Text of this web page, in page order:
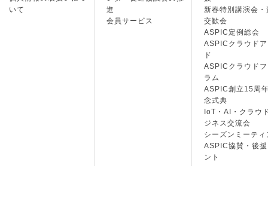
いて
進
会員サービス
新春特別講演会・
交歓会
ASPIC定例総会
ASPICクラウド
ド
ASPICクラウド
ラム
ASPIC創立15周
念式典
IoT・AI・クラウ
ジネス交流会
シーズンミーティ
ASPIC協賛・後
ント